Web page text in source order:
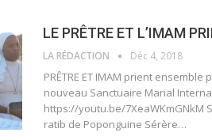
LE PRÊTRE ET L’IMAM
LA RÉDACTION Déc 4, 2018
PRÊTRE ET IMAM prient
nouveau Sanctuaire Marial
https://youtu.be/7XeaWKmGNkM
ratib de Poponguine Sérère…